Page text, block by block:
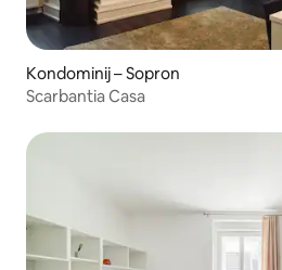
Kondominij – Sopron
Scarbantia Casa